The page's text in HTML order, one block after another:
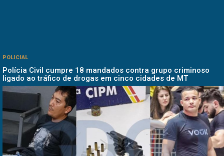
POLICIAL
Polícia Civil cumpre 18 mandados contra grupo criminoso
ligado ao tráfico de drogas em cinco cidades de MT